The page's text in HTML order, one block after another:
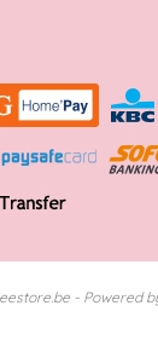
- Powered